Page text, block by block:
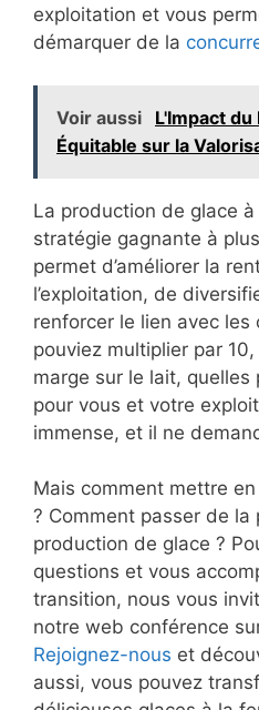
exploitation et vous
démarquer de la
Voir aussi
L'Impact
Équitable sur la
La production de glace
stratégie gagnante à
permet d’améliorer la
l’exploitation, de
renforcer le lien avec les
pouviez multiplier par
marge sur le lait,
pour vous et votre
immense, et il ne
Mais comment mettre
? Comment passer de
production de glace ?
questions et vous
transition, nous vous
notre web conférence
Rejoignez-nous et
aussi, vous pouvez